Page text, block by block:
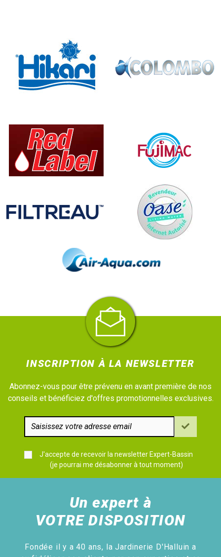
INSCRIPTION À LA NEWSLETTER
Abonnez-vous pour être prévenu en avant première de nos
conseils et bénéficiez d'offres promotionnelles exclusives.
J'accepte de recevoir la newsletter Expert-Bassin
(je pourrai me désabonner à tout moment)
Un expert à
VOTRE DISPOSITION
Fondée il y a 40 ans, la Jardinerie D'Halluin a